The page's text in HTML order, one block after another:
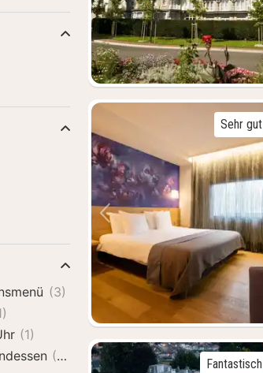
Vorheriges Bild
Sehr gut
Fantastisch
(3)
out bis 14 Uhr (1)
Abendessen (3)